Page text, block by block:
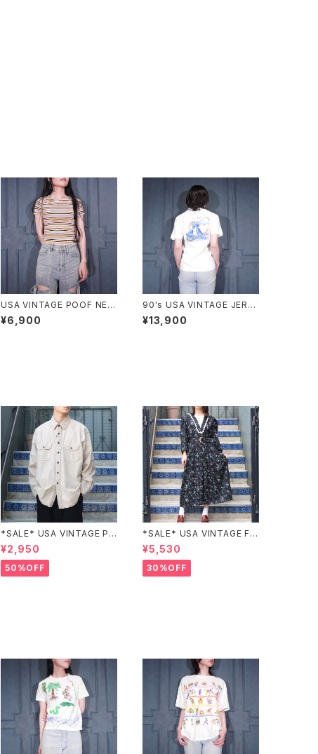
USA VINTAGE POOF NEW
YORK COLORFUL BORDE
R PATTERNED HALF SLEE
¥6,900
90's USA VINTAGE JERZ
EES CAPCOM MEGA MAN
PRINT DESIGN T SHIRT/9
¥13,900
*SALE* USA VINTAGE PO
CKET DESIGN SHIRT/アメ
リカ古着ポケットデザインシャ
ツ
¥2,950
50%OFF
*SALE* USA VINTAGE FL
OWER PATTERNED LACE
COLLAR BELTED ONE PIE
CE/アメリカ古着花柄レース
襟ベルテッドワンピース
¥5,530
30%OFF